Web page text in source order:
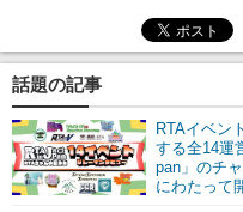
チャンネル
マンガ
ニコニコQ
話題の記事
RTAイベン
する全14運
pan」のチ
にわたって